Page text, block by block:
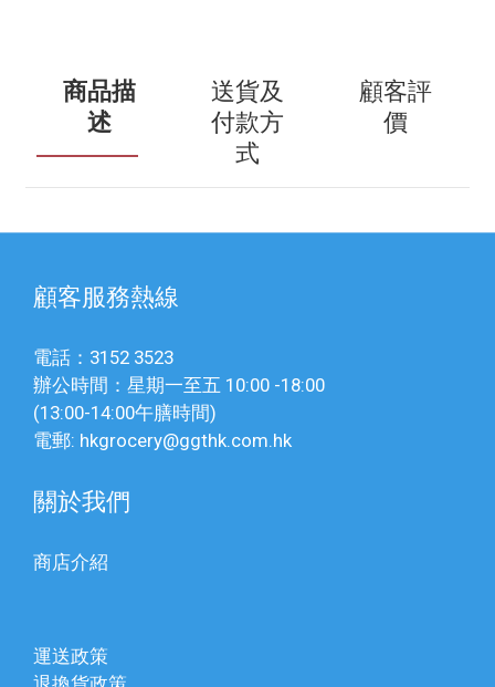
商品描
述
送貨及
付款方
式
顧客評
價
顧客服務熱線
電話：3152 3523
辦公時間：星期一至五 10:00 -18:00
(13:00-14:00午膳時間)
電郵: hkgrocery@ggthk.com.hk
關於我們
商店介紹
運送政策